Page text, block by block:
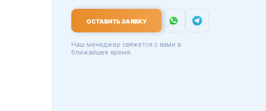
ОСТАВИТЬ ЗАЯВКУ
Наш менеджер свяжется с вами в
ближайшее время